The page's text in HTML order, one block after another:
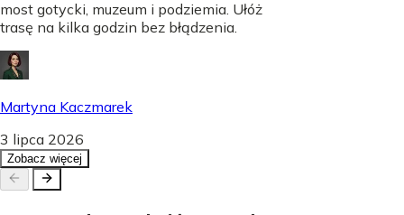
most gotycki, muzeum i podziemia. Ułóż
trasę na kilka godzin bez błądzenia.
Martyna Kaczmarek
3 lipca 2026
Zobacz więcej